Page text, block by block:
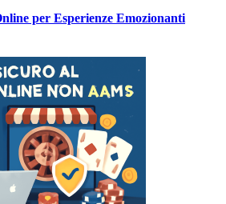
per Esperienze Emozionanti